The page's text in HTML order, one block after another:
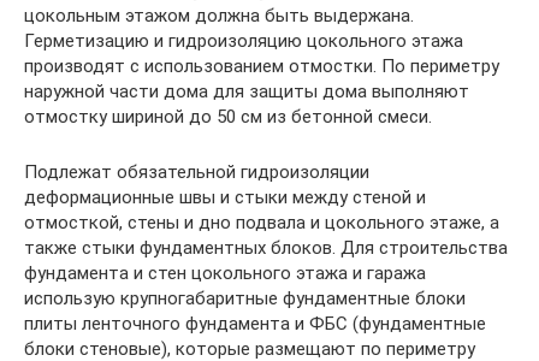
цокольным этажом должна быть выдержана.
Герметизацию и гидроизоляцию цокольного этажа
производят с использованием отмостки. По периметру
наружной части дома для защиты дома выполняют
отмостку шириной до 50 см из бетонной смеси.
Подлежат обязательной гидроизоляции
деформационные швы и стыки между стеной и
отмосткой, стены и дно подвала и цокольного этаже, а
также стыки фундаментных блоков. Для строительства
фундамента и стен цокольного этажа и гаража
использую крупногабаритные фундаментные блоки
плиты ленточного фундамента и ФБС (фундаментные
блоки стеновые), которые размещают по периметру